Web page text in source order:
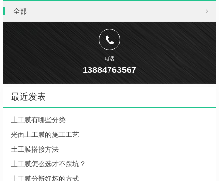
全部
电话
13884763567
最近发表
土工膜有哪些分类
光面土工膜的施工工艺
土工膜搭接方法
土工膜怎么选才不踩坑？
土工膜分辨好坏的方式